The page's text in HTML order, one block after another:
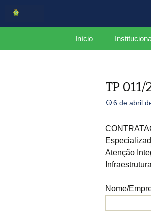
Centro de
Início
Mapa do
Plano de
Relatório
CCGov
TP 011/
6 de abril
Atenção
Nome/